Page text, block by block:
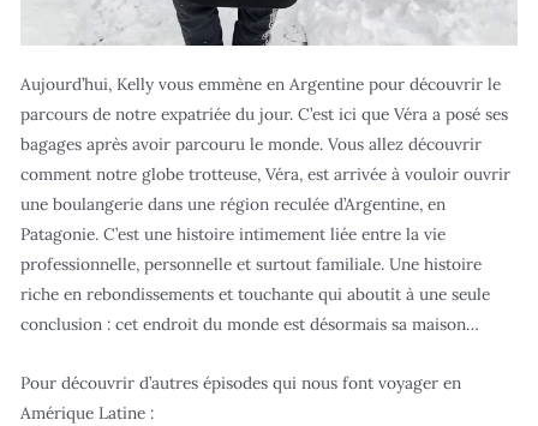
Aujourd’hui, Kelly vous emmène en Argentine pour découvrir le
parcours de notre expatriée du jour. C’est ici que Véra a posé ses
bagages après avoir parcouru le monde. Vous allez découvrir
comment notre globe trotteuse, Véra, est arrivée à vouloir ouvrir
une boulangerie dans une région reculée d’Argentine, en
Patagonie. C’est une histoire intimement liée entre la vie
professionnelle, personnelle et surtout familiale. Une histoire
riche en rebondissements et touchante qui aboutit à une seule
conclusion : cet endroit du monde est désormais sa maison…
Pour découvrir d’autres épisodes qui nous font voyager en
Amérique Latine :